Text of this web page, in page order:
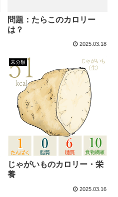
問題：たらこのカロリー
は？
2025.03.18
未分類
じゃがいものカロリー・栄
養
2025.03.16